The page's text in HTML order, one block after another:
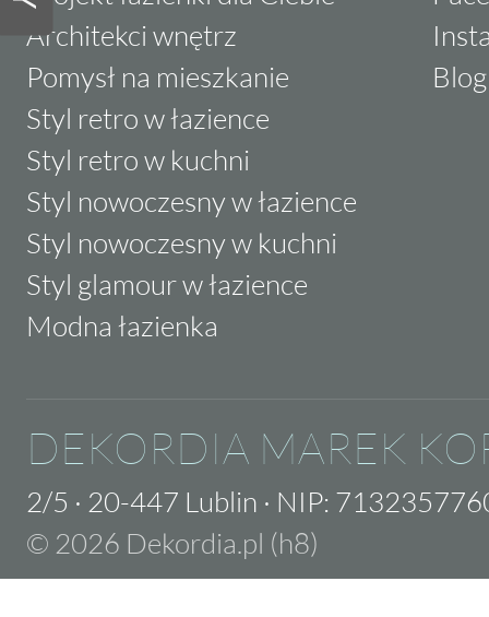
Architekci wnętrz
Pomysł na mieszkanie
Styl retro w łazience
Styl retro w kuchni
Styl nowoczesny w łazience
Styl nowoczesny w kuchni
Styl glamour w łazience
Modna łazienka
Blog
DEKORDIA MAREK
2/5 · 20-447 Lublin · NIP:
© 2026 Dekordia.pl (h8)